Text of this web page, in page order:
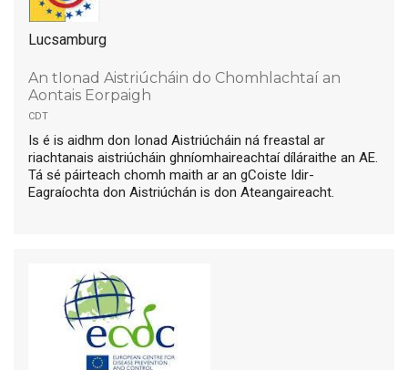
Lucsamburg
An tIonad Aistriúcháin do Chomhlachtaí an
Aontais Eorpaigh
cdt
Is é is aidhm don Ionad Aistriúcháin ná freastal ar
riachtanais aistriúcháin ghníomhaireachtaí díláraithe an AE.
Tá sé páirteach chomh maith ar an gCoiste Idir-
Eagraíochta don Aistriúchán is don Ateangaireacht.